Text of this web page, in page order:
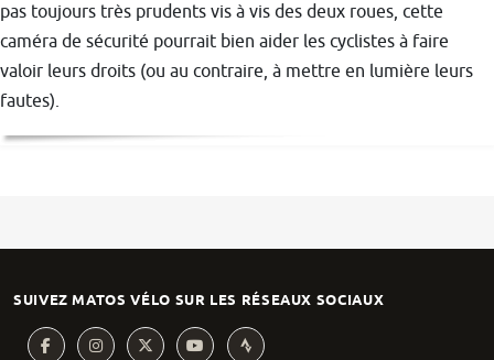
pas toujours très prudents vis à vis des deux roues, cette
caméra de sécurité pourrait bien aider les cyclistes à faire
valoir leurs droits (ou au contraire, à mettre en lumière leurs
fautes).
SUIVEZ MATOS VÉLO SUR LES RÉSEAUX SOCIAUX